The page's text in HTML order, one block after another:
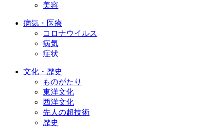
美容
病気・医療
コロナウイルス
病気
症状
文化・歴史
ものがたり
東洋文化
西洋文化
先人の超技術
歴史